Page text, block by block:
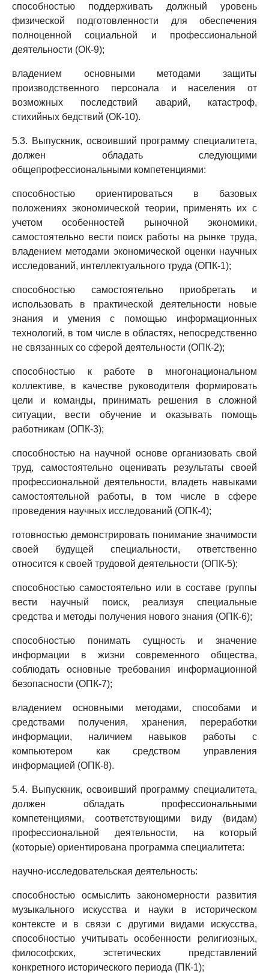
способностью поддерживать должный уровень
физической подготовленности для обеспечения
полноценной социальной и профессиональной
деятельности (ОК-9);
владением основными методами защиты
производственного персонала и населения от
возможных последствий аварий, катастроф,
стихийных бедствий (ОК-10).
5.3. Выпускник, освоивший программу специалитета,
должен обладать следующими
общепрофессиональными компетенциями:
способностью ориентироваться в базовых
положениях экономической теории, применять их с
учетом особенностей рыночной экономики,
самостоятельно вести поиск работы на рынке труда,
владением методами экономической оценки научных
исследований, интеллектуального труда (ОПК-1);
способностью самостоятельно приобретать и
использовать в практической деятельности новые
знания и умения с помощью информационных
технологий, в том числе в областях, непосредственно
не связанных со сферой деятельности (ОПК-2);
способностью к работе в многонациональном
коллективе, в качестве руководителя формировать
цели и команды, принимать решения в сложной
ситуации, вести обучение и оказывать помощь
работникам (ОПК-3);
способностью на научной основе организовать свой
труд, самостоятельно оценивать результаты своей
профессиональной деятельности, владеть навыками
самостоятельной работы, в том числе в сфере
проведения научных исследований (ОПК-4);
готовностью демонстрировать понимание значимости
своей будущей специальности, ответственно
относится к своей трудовой деятельности (ОПК-5);
способностью самостоятельно или в составе группы
вести научный поиск, реализуя специальные
средства и методы получения нового знания (ОПК-6);
способностью понимать сущность и значение
информации в жизни современного общества,
соблюдать основные требования информационной
безопасности (ОПК-7);
владением основными методами, способами и
средствами получения, хранения, переработки
информации, наличием навыков работы с
компьютером как средством управления
информацией (ОПК-8).
5.4. Выпускник, освоивший программу специалитета,
должен обладать профессиональными
компетенциями, соответствующими виду (видам)
профессиональной деятельности, на который
(которые) ориентирована программа специалитета:
научно-исследовательская деятельность:
способностью осмыслить закономерности развития
музыкального искусства и науки в историческом
контексте и в связи с другими видами искусства,
способностью учитывать особенности религиозных,
философских, эстетических представлений
конкретного исторического периода (ПК-1);